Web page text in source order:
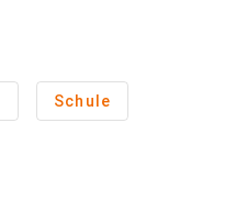
Schule